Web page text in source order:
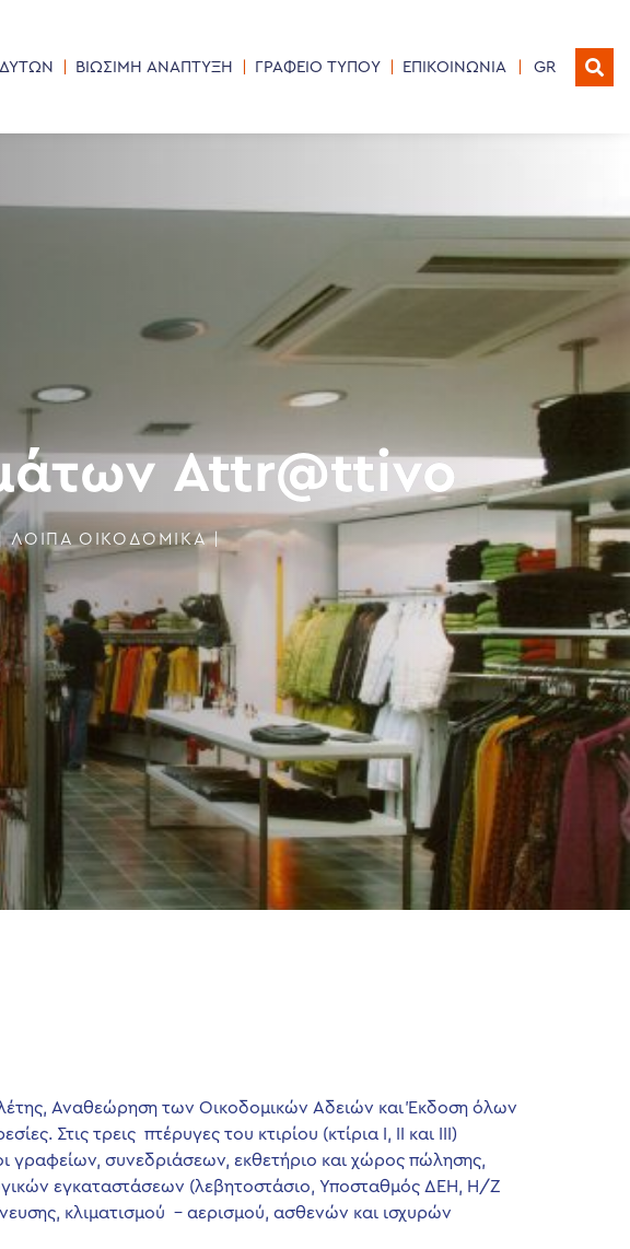
ΒΙΩΣΙΜΗ ΑΝΑΠΤΥΞΗ ΓΡΑΦΕΙΟ ΤΥΠΟΥ ΕΠΙΚΟΙΝΩΝΙΑ GR
Attr@ttivo
ΛΟΙΠΆ ΟΙΚΟΔΟΜΙΚΆ |
Αναθεώρηση των Οικοδομικών Αδειών και Έκδοση όλων
Στις τρεις πτέρυγες του κτιρίου (κτίρια Ι, ΙΙ και ΙΙΙ)
συνεδριάσεων, εκθετήριο και χώρος πώλησης,
εγκαταστάσεων (λεβητοστάσιο, Υποσταθμός ΔΕΗ, Η/Ζ
κλιματισμού – αερισμού, ασθενών και ισχυρών